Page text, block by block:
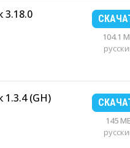
3.18.0
104.1
1.3.4 (GH)
145